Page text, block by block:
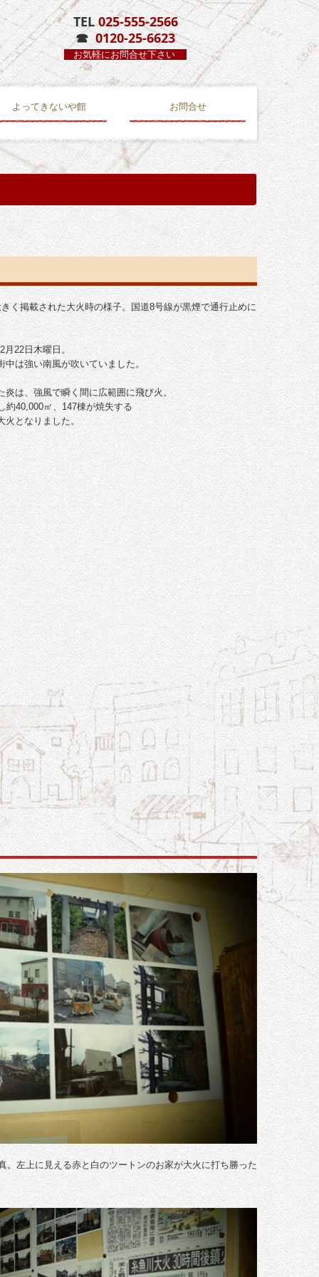
TEL025-555-2566
☎0120-25-6623
お気軽にお問合せ下さい
よってきないや館 お問合せ
く掲載された大火時の様子。国道8号線が黒煙で通行止めに
22日木曜日。
中は強い南風が吹いていました。
炎は、強風で瞬く間に広範囲に飛び火。
約40,000㎡、147棟が焼失する
となりました。
左上に見える赤と白のツートンのお家が大火に打ち勝った